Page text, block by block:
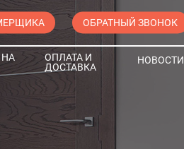
ОБРАТНЫЙ ЗВОНОК
ОПЛАТА И
ДОСТАВКА
НОВОСТИ